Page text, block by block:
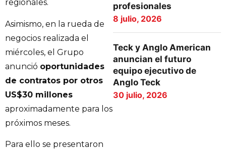
regionales.
Asimismo, en la rueda de
negocios realizada el
miércoles, el Grupo
anunció oportunidades
de contratos por otros
US$30 millones
aproximadamente para los
próximos meses.
Para ello se presentaron
profesionales
8 julio, 2026
Teck y Anglo American
anuncian el futuro
equipo ejecutivo de
Anglo Teck
30 julio, 2026